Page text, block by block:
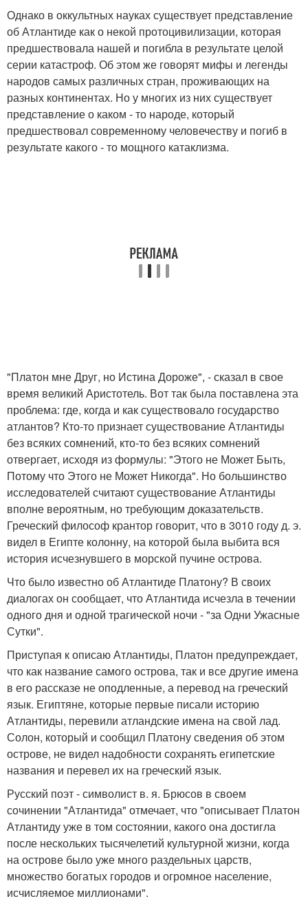
Однако в оккультных науках существует представление
об Атлантиде как о некой протоцивилизации, которая
предшествовала нашей и погибла в результате целой
серии катастроф. Об этом же говорят мифы и легенды
народов самых различных стран, проживающих на
разных континентах. Но у многих из них существует
представление о каком - то народе, который
предшествовал современному человечеству и погиб в
результате какого - то мощного катаклизма.
"Платон мне Друг, но Истина Дороже", - сказал в свое
время великий Аристотель. Вот так была поставлена эта
проблема: где, когда и как существовало государство
атлантов? Кто-то признает существование Атлантиды
без всяких сомнений, кто-то без всяких сомнений
отвергает, исходя из формулы: "Этого не Может Быть,
Потому что Этого не Может Никогда". Но большинство
исследователей считают существование Атлантиды
вполне вероятным, но требующим доказательств.
Греческий философ крантор говорит, что в 3010 году д. э.
видел в Египте колонну, на которой была выбита вся
история исчезнувшего в морской пучине острова.
Что было известно об Атлантиде Платону? В своих
диалогах он сообщает, что Атлантида исчезла в течении
одного дня и одной трагической ночи - "за Одни Ужасные
Сутки".
Приступая к описаю Атлантиды, Платон предупреждает,
что как название самого острова, так и все другие имена
в его рассказе не оподленные, а перевод на греческий
язык. Египтяне, которые первые писали историю
Атлантиды, перевили атландские имена на свой лад.
Солон, который и сообщил Платону сведения об этом
острове, не видел надобности сохранять египетские
названия и перевел их на греческий язык.
Русский поэт - символист в. я. Брюсов в своем
сочинении "Атлантида" отмечает, что "описывает Платон
Атлантиду уже в том состоянии, какого она достигла
после нескольких тысячелетий культурной жизни, когда
на острове было уже много раздельных царств,
множество богатых городов и огромное население,
исчисляемое миллионами".